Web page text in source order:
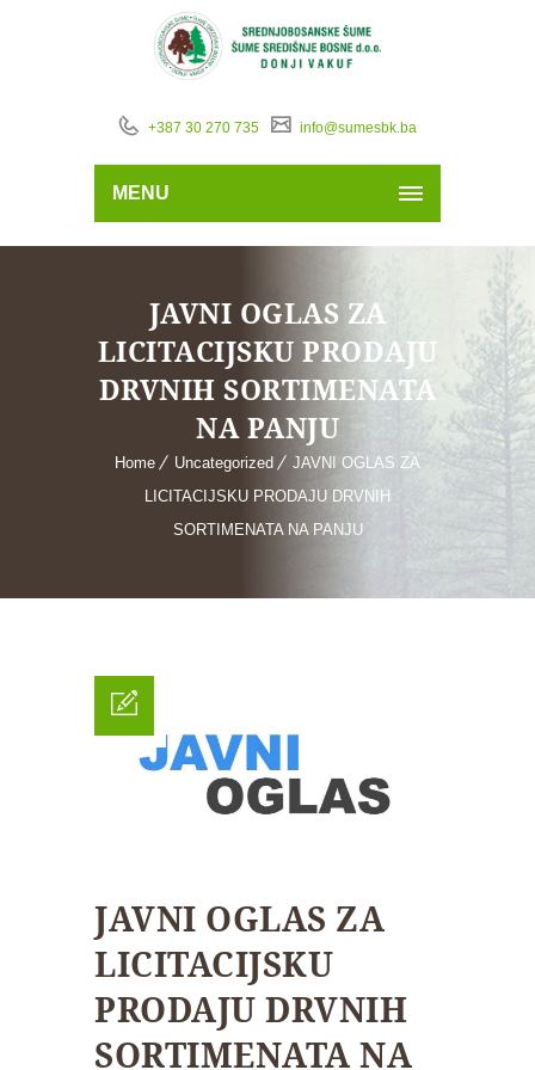
+387 30 270 735 info@sumesbk.ba
MENU
JAVNI OGLAS ZA
LICITACIJSKU PRODAJU
DRVNIH SORTIMENATA
NA PANJU
Home Uncategorized
JAVNI OGLAS ZA
LICITACIJSKU PRODAJU DRVNIH
SORTIMENATA NA PANJU
JAVNI OGLAS ZA
LICITACIJSKU
PRODAJU DRVNIH
SORTIMENATA NA